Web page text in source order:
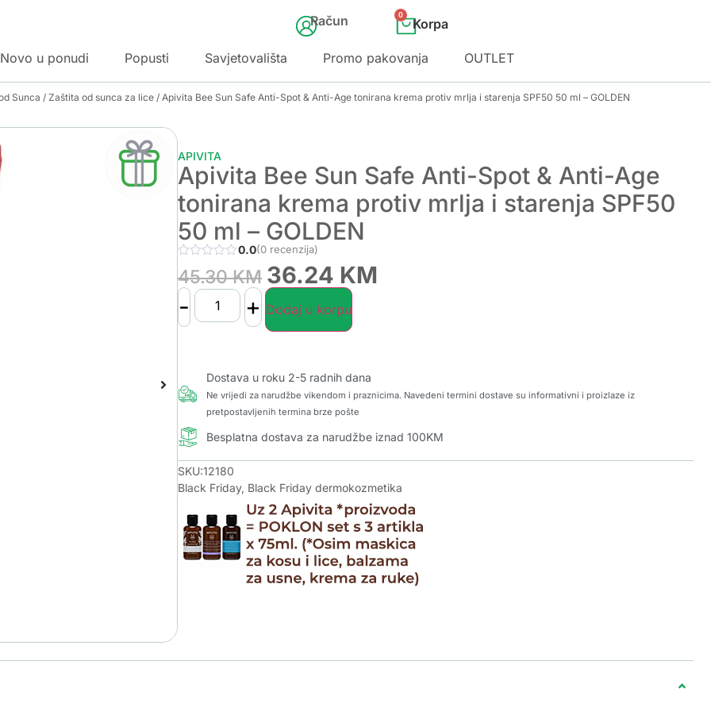
Račun 0
Novo u ponudi Popusti Savjetovališta Promo pakovanja OUTLET
Sunca / Zaštita od sunca za lice / Apivita Bee Sun Safe Anti-Spot & Anti-Age tonirana krema protiv mrlja i starenja SPF50 50 ml – GOLDEN
APIVITA
Apivita Bee Sun Safe Anti-Spot & Anti-Age
tonirana krema protiv mrlja i starenja SPF50
50 ml – GOLDEN
0.0(0 recenzija)
45.30KM 36.24 KM
- + Dodaj u korpu
Dostava u roku 2-5 radnih dana
Ne vrijedi za narudžbe vikendom i praznicima. Navedeni termini dostave su informativni i proizlaze iz
pretpostavljenih termina brze pošte
Besplatna dostava za narudžbe iznad 100KM
SKU:12180
Black Friday, Black Friday dermokozmetika